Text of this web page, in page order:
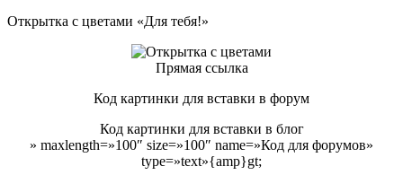
Открытка с цветами «Для тебя!»
Прямая ссылка
Код картинки для вставки в форум
Код картинки для вставки в блог
» maxlength=»100″ size=»100″ name=»Код для форумов»
type=»text»{amp}gt;